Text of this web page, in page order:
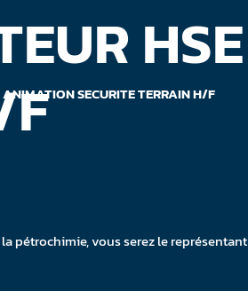
SECURITE TERRAIN H/F
pétrochimie, vous serez le